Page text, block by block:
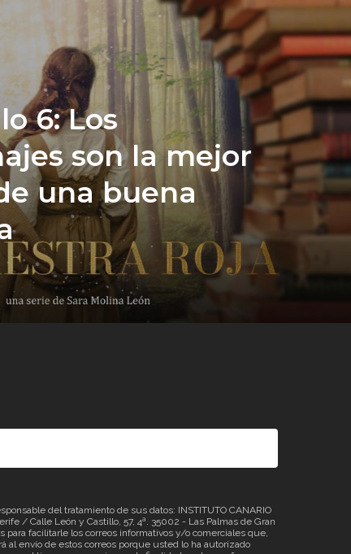
6: Los
son la mejor
una buena
del tratamiento de sus datos: INSTITUTO CANARIO
/ Calle León y Castillo, 57, 4ª. 35002 - Las Palmas de Gran
para facilitarle los correos informativos y/o comerciales que,
al envío de estos correos porque usted lo ha autorizado